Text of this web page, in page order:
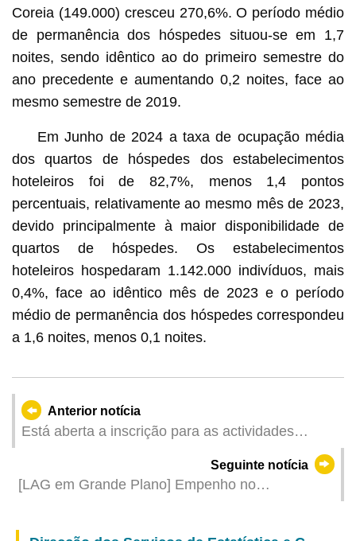
Coreia (149.000) cresceu 270,6%. O período médio
de permanência dos hóspedes situou-se em 1,7
noites, sendo idêntico ao do primeiro semestre do
ano precedente e aumentando 0,2 noites, face ao
mesmo semestre de 2019.
Em Junho de 2024 a taxa de ocupação média
dos quartos de hóspedes dos estabelecimentos
hoteleiros foi de 82,7%, menos 1,4 pontos
percentuais, relativamente ao mesmo mês de 2023,
devido principalmente à maior disponibilidade de
quartos de hóspedes. Os estabelecimentos
hoteleiros hospedaram 1.142.000 indivíduos, mais
0,4%, face ao idêntico mês de 2023 e o período
médio de permanência dos hóspedes correspondeu
a 1,6 noites, menos 0,1 noites.
Anterior notícia
Está aberta a inscrição para as actividades
Seguinte notícia
[LAG em Grande Plano] Empenho no
internacionais e no desenvolvimento das